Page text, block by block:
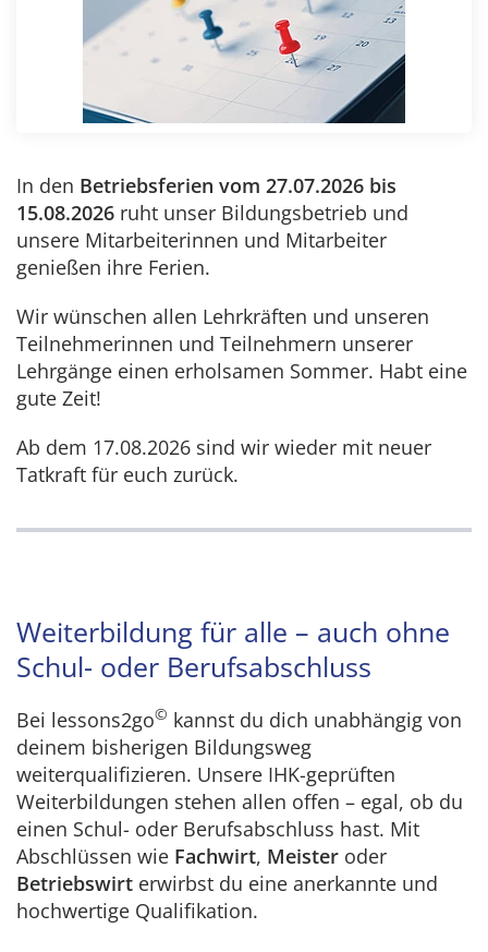
In den Betriebsferien vom 27.07.2026 bis
15.08.2026 ruht unser Bildungsbetrieb und
unsere Mitarbeiterinnen und Mitarbeiter
genießen ihre Ferien.
Wir wünschen allen Lehrkräften und unseren
Teilnehmerinnen und Teilnehmern unserer
Lehrgänge einen erholsamen Sommer. Habt eine
gute Zeit!
Ab dem 17.08.2026 sind wir wieder mit neuer
Tatkraft für euch zurück.
Weiterbildung für alle – auch ohne
Schul- oder Berufsabschluss
Bei lessons2go© kannst du dich unabhängig von
deinem bisherigen Bildungsweg
weiterqualifizieren. Unsere IHK-geprüften
Weiterbildungen stehen allen offen – egal, ob du
einen Schul- oder Berufsabschluss hast. Mit
Abschlüssen wie Fachwirt, Meister oder
Betriebswirt erwirbst du eine anerkannte und
hochwertige Qualifikation.